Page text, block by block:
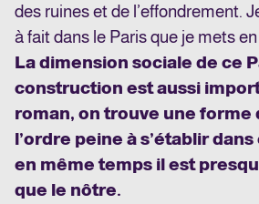
des ruines et de l’effondrement.
à fait dans le Paris que je mets
La dimension sociale de ce
construction est aussi
roman, on trouve une forme
l’ordre peine à s’établir
en même temps il est
que le nôtre.